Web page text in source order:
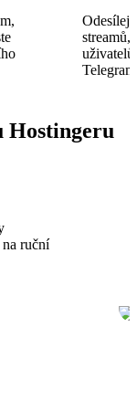
streamů,
Hostingeru
ruční